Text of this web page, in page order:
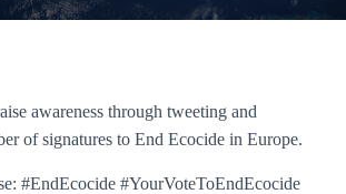
awareness through tweeting and
of signatures to End Ecocide in Europe.
#EndEcocide #YourVoteToEndEcocide